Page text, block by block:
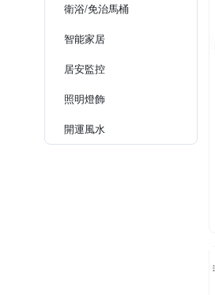
衛浴/免治馬桶
智能家居
居安監控
照明燈飾
開運風水